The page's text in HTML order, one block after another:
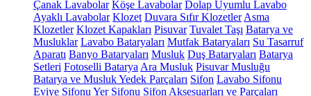
Çanak Lavabolar Köşe Lavabolar Dolap Uyumlu Lavabo
Ayaklı Lavabolar Klozet Duvara Sıfır Klozetler Asma
Klozetler Klozet Kapakları Pisuvar Tuvalet Taşı Batarya ve
Musluklar Lavabo Bataryaları Mutfak Bataryaları Su Tasarruf
Aparatı Banyo Bataryaları Musluk Duş Bataryaları Batarya
Setleri Fotoselli Batarya Ara Musluk Pisuvar Musluğu
Batarya ve Musluk Yedek Parçaları Sifon Lavabo Sifonu
Eviye Sifonu Yer Sifonu Sifon Aksesuarları ve Parçaları